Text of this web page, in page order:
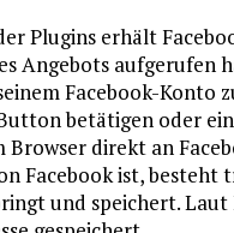
Plugins erhält
Angebots aufgerufen
Facebook-
betätigen oder
direkt an
Facebook ist, besteht
und speichert.